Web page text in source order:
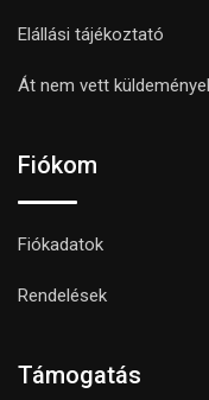
Elállási tájékoztató
Át nem vett
Fiókom
Fiókadatok
Rendelések
Támogatás